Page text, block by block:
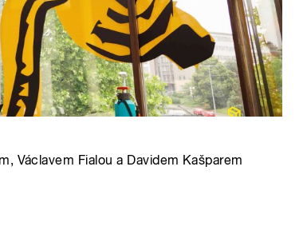
Václavem Fialou a Davidem Kašparem